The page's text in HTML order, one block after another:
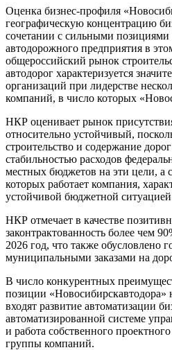
Оценка бизнес-профиля
географическую концентрацию
сочетании с сильными
автодорожного предприятия в
общероссийский рынок
автодорог характеризуется
организаций при лидерстве
компаний, в число которых
НКР оценивает рынок
относительно устойчивый,
строительство и содержание
стабильностью расходов
местных бюджетов на эти цели, а
которых работает компания,
устойчивой бюджетной
НКР отмечает в качестве
законтрактованность более чем
2026 год, что также обусловлено
муниципальными заказами на
В число конкурентных
позиции «Новосибирскавтодора»
входят развитие автоматизации
автоматизированной системе
и работа собственного
группы компаний.